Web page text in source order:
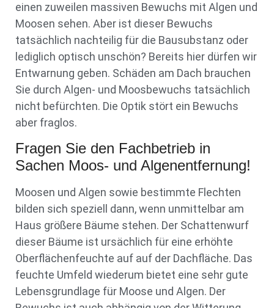
einen zuweilen massiven Bewuchs mit Algen und
Moosen sehen. Aber ist dieser Bewuchs
tatsächlich nachteilig für die Bausubstanz oder
lediglich optisch unschön? Bereits hier dürfen wir
Entwarnung geben. Schäden am Dach brauchen
Sie durch Algen- und Moosbewuchs tatsächlich
nicht befürchten. Die Optik stört ein Bewuchs
aber fraglos.
Fragen Sie den Fachbetrieb in
Sachen Moos- und Algenentfernung!
Moosen und Algen sowie bestimmte Flechten
bilden sich speziell dann, wenn unmittelbar am
Haus größere Bäume stehen. Der Schattenwurf
dieser Bäume ist ursächlich für eine erhöhte
Oberflächenfeuchte auf auf der Dachfläche. Das
feuchte Umfeld wiederum bietet eine sehr gute
Lebensgrundlage für Moose und Algen. Der